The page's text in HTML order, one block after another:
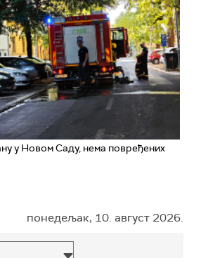
у Новом Саду, нема повређених
понедељак, 10. август 2026.